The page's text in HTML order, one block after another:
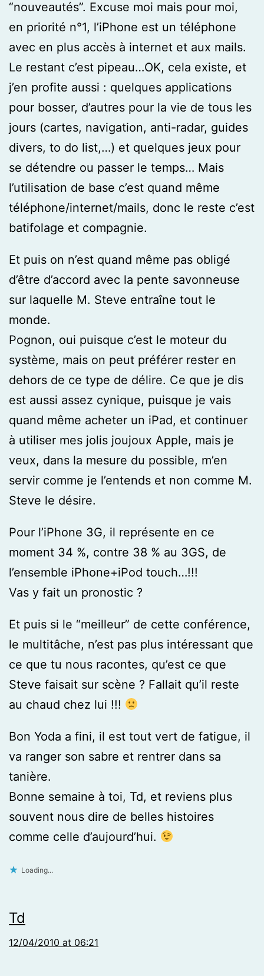
“nouveautés”. Excuse moi mais pour moi,
en priorité n°1, l’iPhone est un téléphone
avec en plus accès à internet et aux mails.
Le restant c’est pipeau…OK, cela existe, et
j’en profite aussi : quelques applications
pour bosser, d’autres pour la vie de tous les
jours (cartes, navigation, anti-radar, guides
divers, to do list,…) et quelques jeux pour
se détendre ou passer le temps… Mais
l’utilisation de base c’est quand même
téléphone/internet/mails, donc le reste c’est
batifolage et compagnie.
Et puis on n’est quand même pas obligé
d’être d’accord avec la pente savonneuse
sur laquelle M. Steve entraîne tout le
monde.
Pognon, oui puisque c’est le moteur du
système, mais on peut préférer rester en
dehors de ce type de délire. Ce que je dis
est aussi assez cynique, puisque je vais
quand même acheter un iPad, et continuer
à utiliser mes jolis joujoux Apple, mais je
veux, dans la mesure du possible, m’en
servir comme je l’entends et non comme M.
Steve le désire.
Pour l’iPhone 3G, il représente en ce
moment 34 %, contre 38 % au 3GS, de
l’ensemble iPhone+iPod touch…!!!
Vas y fait un pronostic ?
Et puis si le “meilleur” de cette conférence,
le multitâche, n’est pas plus intéressant que
ce que tu nous racontes, qu’est ce que
Steve faisait sur scène ? Fallait qu’il reste
au chaud chez lui !!!
Bon Yoda a fini, il est tout vert de fatigue, il
va ranger son sabre et rentrer dans sa
tanière.
Bonne semaine à toi, Td, et reviens plus
souvent nous dire de belles histoires
comme celle d’aujourd’hui.
Loading...
Td
12/04/2010 at 06:21